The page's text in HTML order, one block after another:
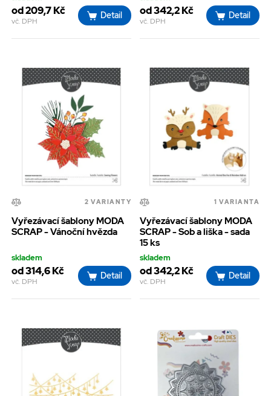
od 209,7 Kč
vč. DPH
Detail od 342,2 Kč
vč. DPH
Detail
2 VARIANTY
Vyřezávací šablony MODA
SCRAP - Vánoční hvězda
skladem
od 314,6 Kč
vč. DPH
Detail
1 VARIANTA
Vyřezávací šablony MODA
SCRAP - Sob a liška - sada
15 ks
skladem
od 342,2 Kč
vč. DPH
Detail